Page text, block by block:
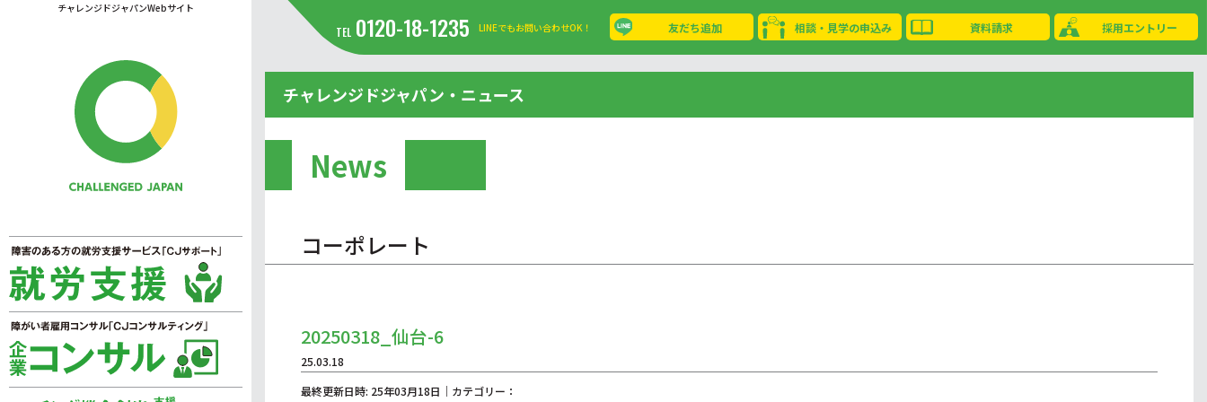
チャレンジドジャパンWebサイト
TEL 0120-18-1235 LINEでもお問い合わせOK！ 友だち追加 相談・見学の申込み 資料請求 採用エントリー
チャレンジドジャパン・ニュース
News
コーポレート
20250318_仙台-6
25.03.18
最終更新日時: 25年03月18日｜カテゴリー：